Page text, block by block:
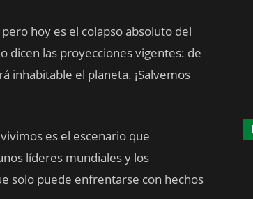
hoy es el colapso absoluto del
dicen las proyecciones vigentes: de
inhabitable el planeta. ¡Salvemos
es el escenario que
líderes mundiales y los
solo puede enfrentarse con hechos